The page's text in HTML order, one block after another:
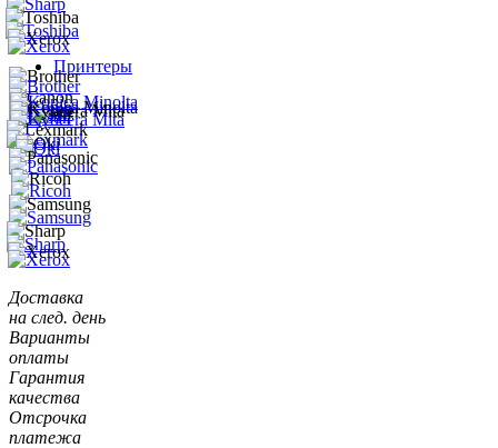
Принтеры
Доставка
на след. день
Варианты
оплаты
Гарантия
качества
Отсрочка
платежа